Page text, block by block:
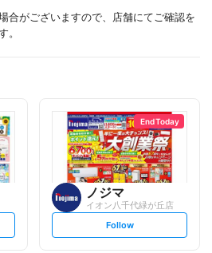
合がございますので、店舗にてご確認を
。
End Today
ノジマ
イオン八千代緑が丘店
s
Follow